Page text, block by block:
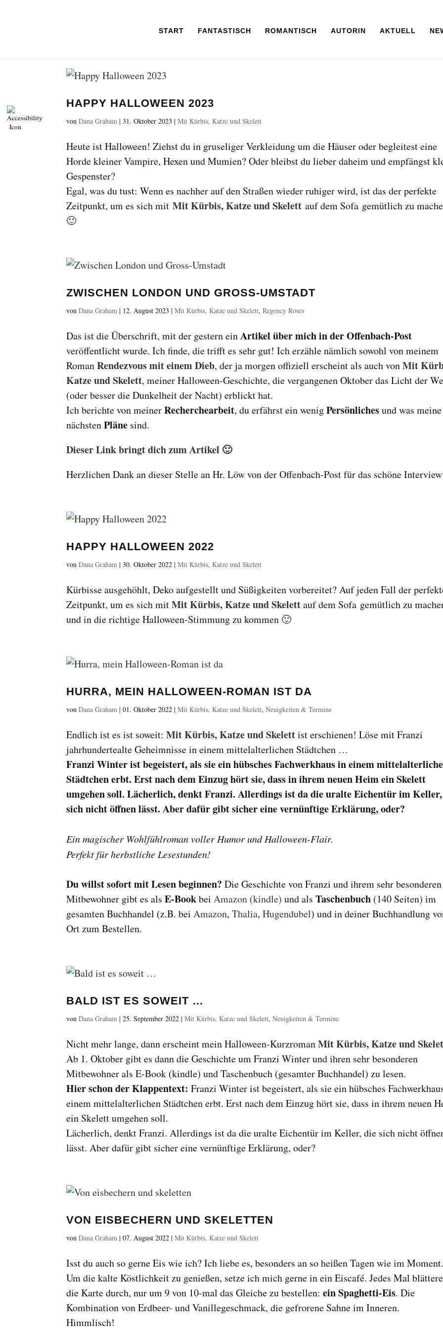
START FANTASTISCH ROMANTISCH AUTORIN AKTUELL
HAPPY HALLOWEEN 2023
vonDana Graham |31. Oktober 2023 |Mit Kürbis, Katze und Skelett
Heute ist Halloween! Ziehst du in gruseliger Verkleidung um die Häuser oder begleitest eine
Horde kleiner Vampire, Hexen und Mumien? Oder bleibst du lieber daheim und empfängst
Gespenster?
Egal, was du tust: Wenn es nachher auf den Straßen wieder ruhiger wird, ist das der perfekte
Zeitpunkt, um es sich mitMit Kürbis, Katze und Skelett auf dem Sofa gemütlich zu
🙂
ZWISCHEN LONDON UND GROSS-UMSTADT
vonDana Graham | 12. August 2023 |Mit Kürbis, Katze und Skelett,Regency Roses
Das ist die Überschrift, mit der gestern einArtikel über mich in der Offenbach-Post
veröffentlicht wurde. Ich finde, die trifft es sehr gut! Ich erzähle nämlich sowohl von meinem
RomanRendezvous mit einem Dieb, der ja morgen offiziell erscheint als auch vonMit
Katze und Skelett, meiner Halloween-Geschichte, die vergangenen Oktober das Licht der
(oder besser die Dunkelheit der Nacht) erblickt hat.
Ich berichte von meinerRecherchearbeit, du erfährst ein wenigPersönlichesund was meine
nächstenPläne sind.
Dieser Link bringt dich zum Artikel 🙂
Herzlichen Dank an dieser Stelle an Hr. Löw von der Offenbach-Post für das schöne
HAPPY HALLOWEEN 2022
vonDana Graham |30. Oktober 2022 |Mit Kürbis, Katze und Skelett
Kürbisse ausgehöhlt, Deko aufgestellt und Süßigkeiten vorbereitet? Auf jeden Fall der
Zeitpunkt, um es sich mitMit Kürbis, Katze und Skelettauf dem Sofa gemütlich zu
und in die richtige Halloween-Stimmung zu kommen 🙂
HURRA, MEIN HALLOWEEN-ROMAN IST DA
vonDana Graham |01. Oktober 2022 |Mit Kürbis, Katze und Skelett,Neuigkeiten & Termine
Endlich ist es ist soweit:Mit Kürbis, Katze und Skelettist erschienen! Löse mit Franzi
jahrhundertealte Geheimnisse in einem mittelalterlichen Städtchen …
Franzi Winter ist begeistert, als sie ein hübsches Fachwerkhaus in einem
Städtchen erbt. Erst nach dem Einzug hört sie, dass in ihrem neuen Heim ein Skelett
umgehen soll. Lächerlich, denkt Franzi. Allerdings ist da die uralte Eichentür im
sich nicht öffnen lässt. Aber dafür gibt sicher eine vernünftige Erklärung, oder?
Ein magischer Wohlfühlroman voller Humor und Halloween-Flair.
Perfekt für herbstliche Lesestunden!
Du willst sofort mit Lesen beginnen? Die Geschichte von Franzi und ihrem sehr besonderen
Mitbewohner gibt es alsE-BookbeiAmazon (kindle) und alsTaschenbuch (140 Seiten) im
gesamten Buchhandel (z.B. beiAmazon,Thalia,Hugendubel) und in deiner Buchhandlung
Ort zum Bestellen.
BALD IST ES SOWEIT …
vonDana Graham |25. September 2022 |Mit Kürbis, Katze und Skelett,Neuigkeiten & Termine
Nicht mehr lange, dann erscheint mein Halloween-KurzromanMit Kürbis, Katze und
Ab 1. Oktober gibt es dann die Geschichte um Franzi Winter und ihren sehr besonderen
Mitbewohner als E-Book (kindle) und Taschenbuch (gesamter Buchhandel) zu lesen.
Hier schon der Klappentext: Franzi Winter ist begeistert, als sie ein hübsches
einem mittelalterlichen Städtchen erbt. Erst nach dem Einzug hört sie, dass in ihrem neuen
ein Skelett umgehen soll.
Lächerlich, denkt Franzi. Allerdings ist da die uralte Eichentür im Keller, die sich nicht
lässt. Aber dafür gibt sicher eine vernünftige Erklärung, oder?
VON EISBECHERN UND SKELETTEN
vonDana Graham |07. August 2022 |Mit Kürbis, Katze und Skelett
Isst du auch so gerne Eis wie ich? Ich liebe es, besonders an so heißen Tagen wie im Moment.
Um die kalte Köstlichkeit zu genießen, setze ich mich gerne in ein Eiscafé. Jedes Mal blättere
die Karte durch, nur um 9 von 10-mal das Gleiche zu bestellen:ein Spaghetti-Eis. Die
Kombination von Erdbeer- und Vanillegeschmack, die gefrorene Sahne im Inneren.
Himmlisch!